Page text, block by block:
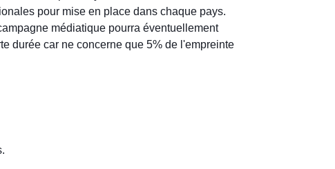
pour mise en place dans chaque pays.
médiatique pourra éventuellement
durée car ne concerne que 5% de l'empreinte